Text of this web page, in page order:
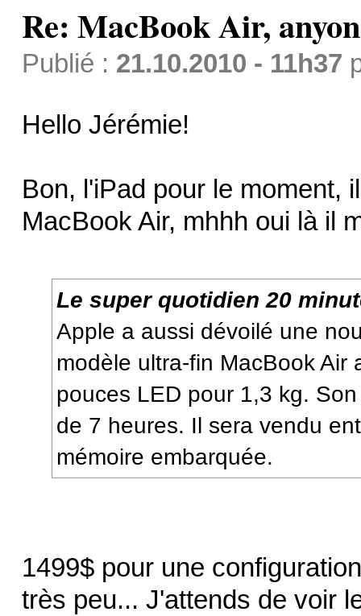
Re: MacBook Air,
Publié : 21.10.2010 - 11h37
Hello Jérémie!
Bon, l'iPad pour le moment,
MacBook Air, mhhh oui là il
Le super quotidien 20
Apple a aussi dévoilé une
modèle ultra-fin MacBook Air
pouces LED pour 1,3 kg.
de 7 heures. Il sera vendu
mémoire embarquée.
1499$ pour une
très peu... J'attends de voir